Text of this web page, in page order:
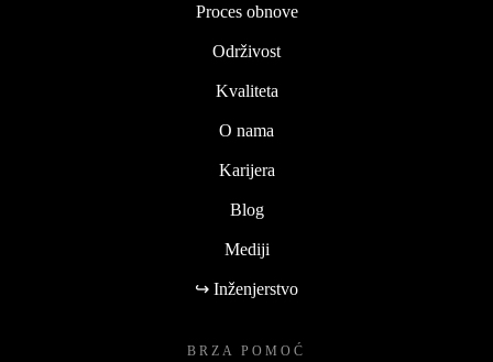
Proces obnove
Održivost
Kvaliteta
O nama
Karijera
Blog
Mediji
↪ Inženjerstvo
BRZA POMOĆ